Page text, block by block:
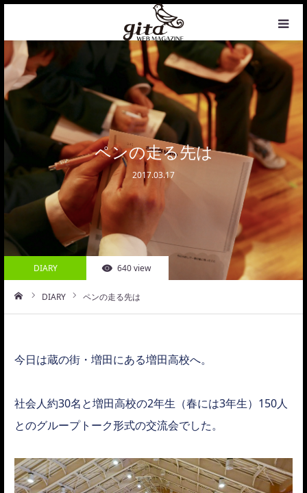
ペンの走る先は
2017.03.17
DIARY 640 view
DIARY ペンの走る先は
今日は蔵の街・増田にある増田高校へ。
社会人約30名と増田高校の2年生（春には3年生）150人
とのグループトーク形式の交流会でした。
HOME
WEB MAGAZINE
COFFEE
PHOTO&DESIGN
PROFILE
CONTACT